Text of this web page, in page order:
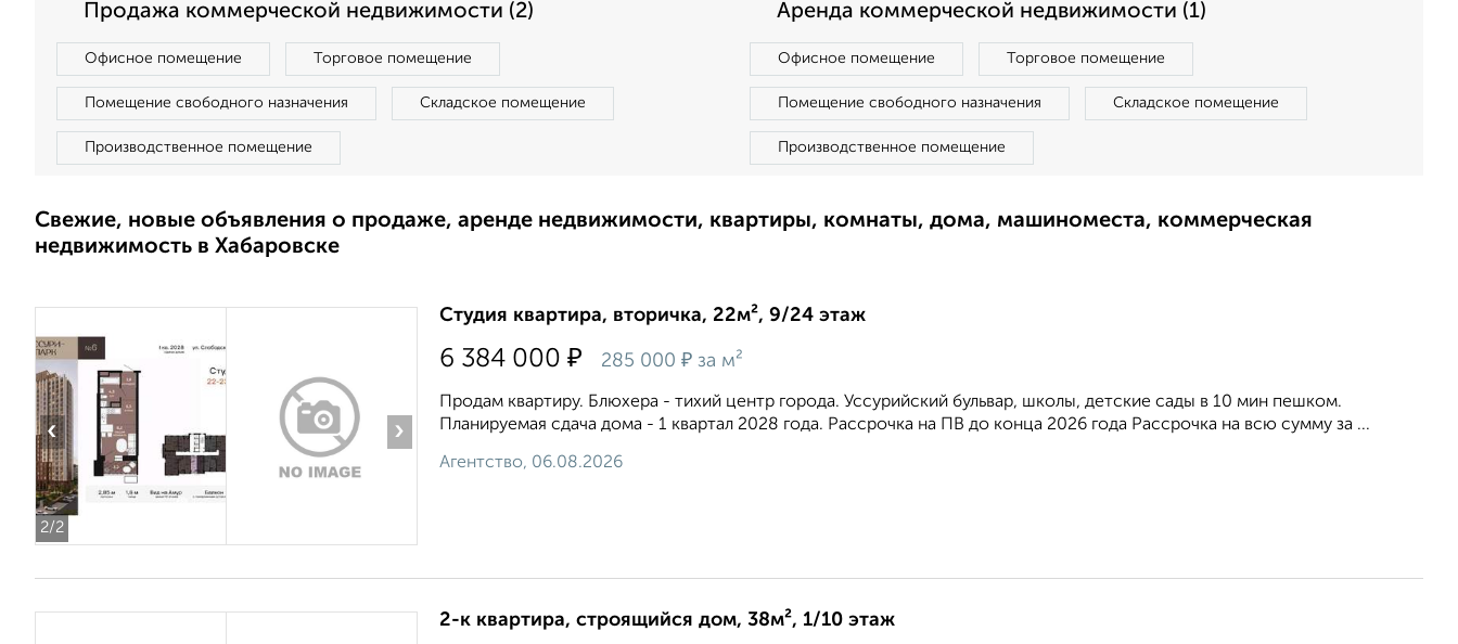
Продажа коммерческой недвижимости (2)
Офисное помещение Торговое помещение
Помещение свободного назначения Складское помещение
Производственное помещение
Аренда коммерческой недвижимости (1)
Офисное помещение Торговое помещение
Помещение свободного назначения Складское помещение
Производственное помещение
Свежие, новые объявления о продаже, аренде недвижимости, квартиры, комнаты, дома, машиноместа, коммерческая
недвижимость в Хабаровске
2/2
‹ ›
Студия квартира, вторичка, 22м², 9/24 этаж
6 384 000 ₽ 285 000 ₽ за м²
Продам квартиру. Блюхера - тихий центр города. Уссурийский бульвар, школы, детские сады в 10 мин пешком.
Планируемая сдача дома - 1 квартал 2028 года. Рассрочка на ПВ до конца 2026 года Рассрочка на всю сумму за ...
Агентство, 06.08.2026
2-к квартира, строящийся дом, 38м², 1/10 этаж